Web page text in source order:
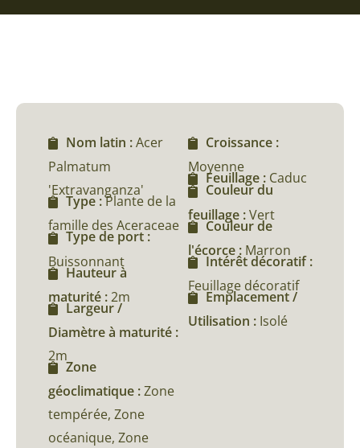
Nom latin :Acer
Palmatum
'Extravanganza'
Type :Plante de la
famille des Aceraceae
Type de port :
Buissonnant
Hauteur à
maturité :2m
Largeur /
Diamètre à maturité :
2m
Zone
géoclimatique :Zone
tempérée, Zone
océanique, Zone
Croissance :
Moyenne
Feuillage : Caduc
Couleur du
feuillage :Vert
Couleur de
l'écorce : Marron
Intérêt décoratif :
Feuillage décoratif
Emplacement /
Utilisation : Isolé